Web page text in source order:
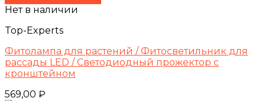
Нет в наличии
Top-Experts
Фитолампа для растений / Фитосветильник для
рассады LED / Светодиодный прожектор с
кронштейном
569,00 ₽